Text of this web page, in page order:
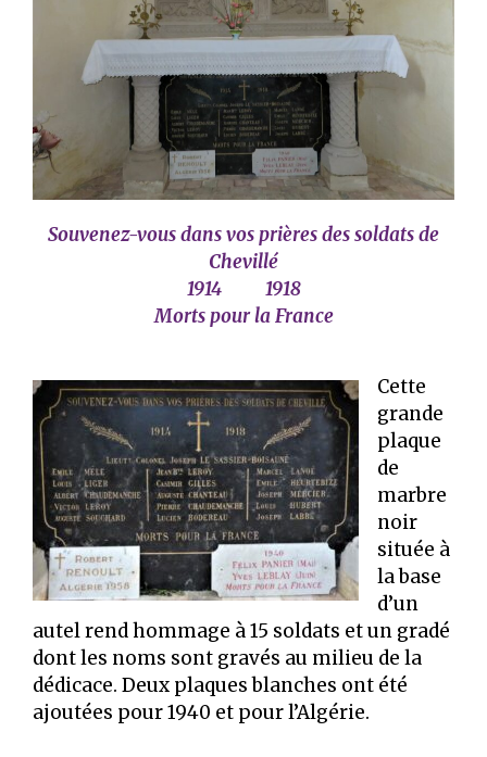
Souvenez-vous dans vos prières des soldats de
Chevillé
1914 1918
Morts pour la France
Cette
grande
plaque
de
marbre
noir
située à
la base
d’un
autel rend hommage à 15 soldats et un gradé
dont les noms sont gravés au milieu de la
dédicace. Deux plaques blanches ont été
ajoutées pour 1940 et pour l’Algérie.